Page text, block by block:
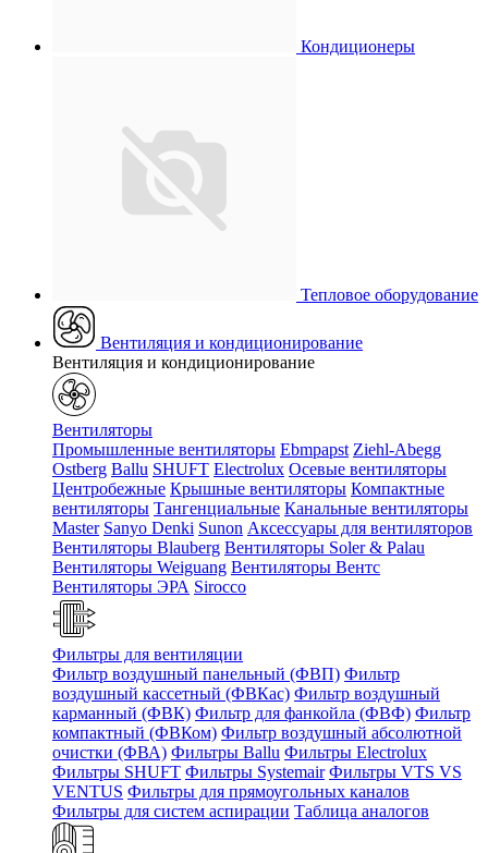
Кондиционеры
Тепловое оборудование
Вентиляция и кондиционирование
Вентиляция и кондиционирование
Вентиляторы
Промышленные вентиляторы Ebmpapst Ziehl-Abegg
Ostberg Ballu SHUFT Electrolux Осевые вентиляторы
Центробежные Крышные вентиляторы Компактные
вентиляторы Тангенциальные Канальные вентиляторы
Master Sanyo Denki Sunon Аксессуары для вентиляторов
Вентиляторы Blauberg Вентиляторы Soler & Palau
Вентиляторы Weiguang Вентиляторы Вентс
Вентиляторы ЭРА Sirocco
Фильтры для вентиляции
Фильтр воздушный панельный (ФВП) Фильтр
воздушный кассетный (ФВКас) Фильтр воздушный
карманный (ФВК) Фильтр для фанкойла (ФВФ) Фильтр
компактный (ФВКом) Фильтр воздушный абсолютной
очистки (ФВА) Фильтры Ballu Фильтры Electrolux
Фильтры SHUFT Фильтры Systemair Фильтры VTS VS
VENTUS Фильтры для прямоугольных каналов
Фильтры для систем аспирации Таблица аналогов